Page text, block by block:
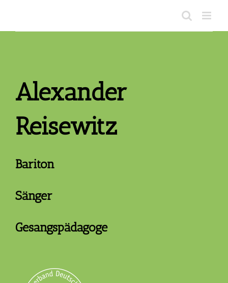
Alexander
Reisewitz
Bariton
Sänger
Gesangspädagoge